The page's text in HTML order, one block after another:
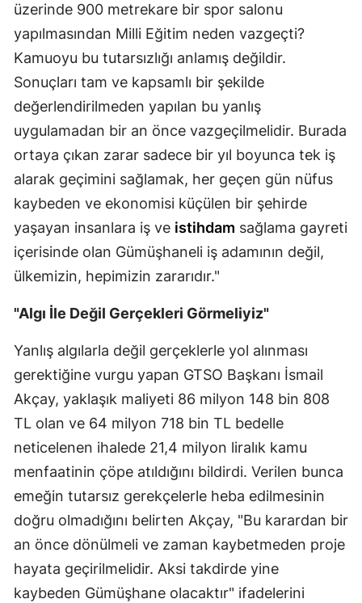
Karabük
Kilis
Osmaniye
Düzce
üzerinde 900 metrekare bir spor salonu
yapılmasından Milli Eğitim neden vazgeçti?
Kamuoyu bu tutarsızlığı anlamış değildir.
Sonuçları tam ve kapsamlı bir şekilde
değerlendirilmeden yapılan bu yanlış
uygulamadan bir an önce vazgeçilmelidir. Burada
ortaya çıkan zarar sadece bir yıl boyunca tek iş
alarak geçimini sağlamak, her geçen gün nüfus
kaybeden ve ekonomisi küçülen bir şehirde
yaşayan insanlara iş ve istihdam sağlama gayreti
içerisinde olan Gümüşhaneli iş adamının değil,
ülkemizin, hepimizin zararıdır."
"Algı İle Değil Gerçekleri Görmeliyiz"
Yanlış algılarla değil gerçeklerle yol alınması
gerektiğine vurgu yapan GTSO Başkanı İsmail
Akçay, yaklaşık maliyeti 86 milyon 148 bin 808
TL olan ve 64 milyon 718 bin TL bedelle
neticelenen ihalede 21,4 milyon liralık kamu
menfaatinin çöpe atıldığını bildirdi. Verilen bunca
emeğin tutarsız gerekçelerle heba edilmesinin
doğru olmadığını belirten Akçay, "Bu karardan bir
an önce dönülmeli ve zaman kaybetmeden proje
hayata geçirilmelidir. Aksi takdirde yine
kaybeden Gümüşhane olacaktır" ifadelerini